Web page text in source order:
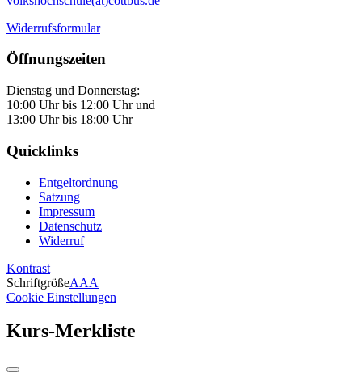
Widerrufsformular
Öffnungszeiten
Dienstag und Donnerstag:
10:00 Uhr bis 12:00 Uhr und
13:00 Uhr bis 18:00 Uhr
Quicklinks
Entgeltordnung
Satzung
Impressum
Datenschutz
Widerruf
Kontrast
SchriftgrößeAAA
Cookie Einstellungen
Kurs-Merkliste